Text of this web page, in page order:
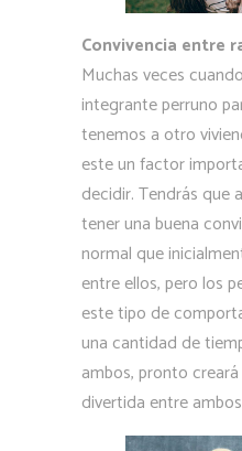
Convivencia entre
Muchas veces
integrante perruno
tenemos a otro
este un factor
decidir. Tendrás que
tener una buena
normal que
entre ellos, pero los
este tipo de
una cantidad de
ambos, pronto
divertida entre